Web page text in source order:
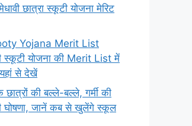
छात्रा स्कूटी योजना मेरिट
Yojana Merit List
स्कूटी योजना की Merit List में
से देखें
छात्रों की बल्ले-बल्ले, गर्मी की
घोषणा, जानें कब से खुलेंगे स्कूल